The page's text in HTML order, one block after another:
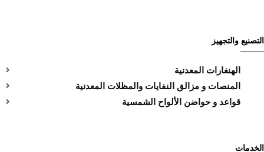
التصنيع والتجهيز
الهنغارات المعدنية
المنصات و مزالق النفايات والمظلات المعدنية
قواعد و حواضن الألواح الشمسية
الخدمات